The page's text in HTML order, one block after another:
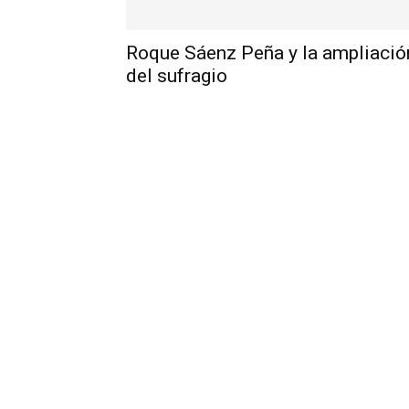
Roque Sáenz Peña y la
del sufragio